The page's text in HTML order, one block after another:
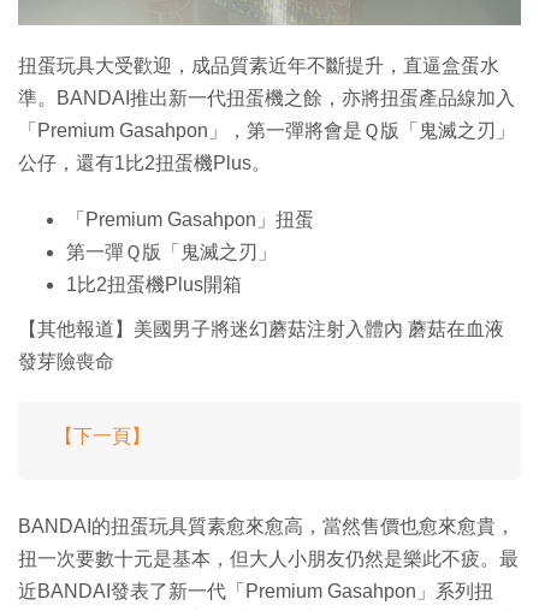
扭蛋玩具大受歡迎，成品質素近年不斷提升，直逼盒蛋水
準。BANDAI推出新一代扭蛋機之餘，亦將扭蛋產品線加入
「Premium Gasahpon」，第一彈將會是Ｑ版「鬼滅之刃」
公仔，還有1比2扭蛋機Plus。
「Premium Gasahpon」扭蛋
第一彈Ｑ版「鬼滅之刃」
1比2扭蛋機Plus開箱
【其他報道】美國男子將迷幻蘑菇注射入體內 蘑菇在血液
發芽險喪命
【下一頁】
BANDAI的扭蛋玩具質素愈來愈高，當然售價也愈來愈貴，
扭一次要數十元是基本，但大人小朋友仍然是樂此不疲。最
近BANDAI發表了新一代「Premium Gasahpon」系列扭